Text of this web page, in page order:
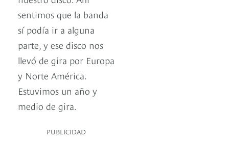
sentimos que la banda
sí podía ir a alguna
parte, y ese disco nos
llevó de gira por Europa
y Norte América.
Estuvimos un año y
medio de gira.
PUBLICIDAD